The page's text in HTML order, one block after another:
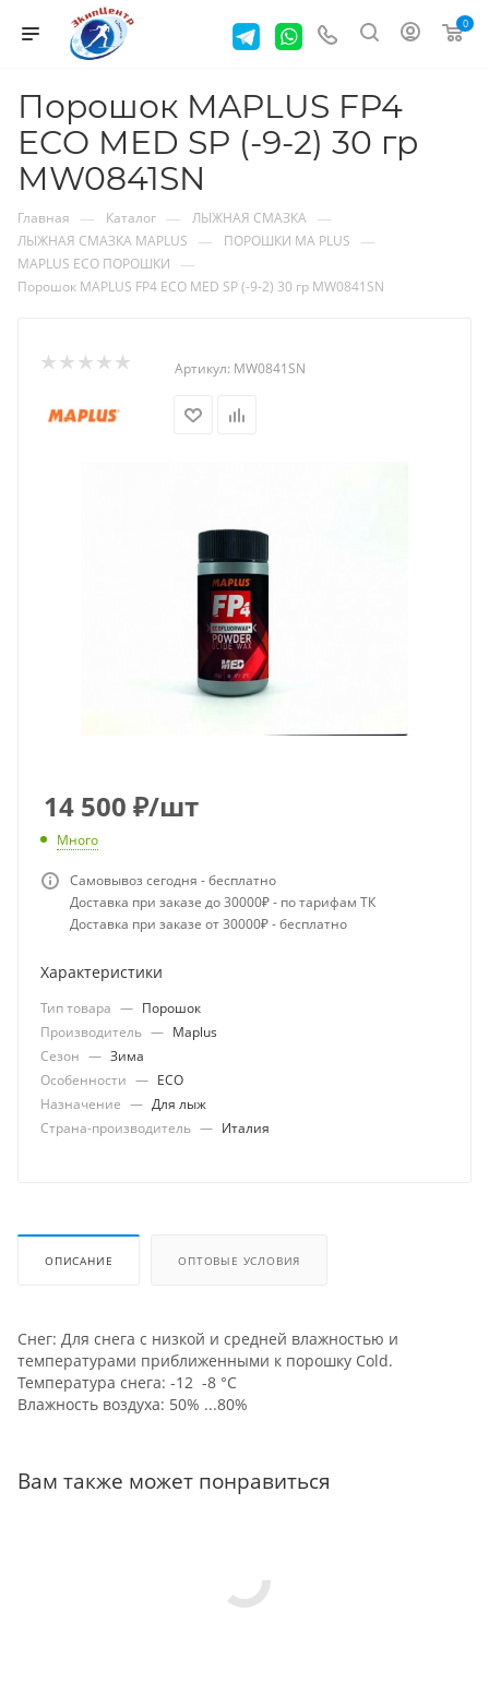
0
Порошок MAPLUS FP4
ECO MED SP (-9-2) 30 гр
MW0841SN
Главная — Каталог — ЛЫЖНАЯ СМАЗКА —
ЛЫЖНАЯ СМАЗКА MAPLUS — ПОРОШКИ MA PLUS —
MAPLUS ECO ПОРОШКИ —
Порошок MAPLUS FP4 ECO MED SP (-9-2) 30 гр MW0841SN
Артикул: MW0841SN
14 500 ₽/шт
Много
Самовывоз сегодня - бесплатно
Доставка при заказе до 30000₽ - по тарифам ТК
Доставка при заказе от 30000₽ - бесплатно
Характеристики
Тип товара — Порошок
Производитель — Maplus
Сезон — Зима
Особенности — ECO
Назначение — Для лыж
Страна-производитель — Италия
ОПИСАНИЕ ОПТОВЫЕ УСЛОВИЯ
Снег: Для снега с низкой и средней влажностью и
температурами приближенными к порошку Cold.
Температура снега: -12 -8 °С
Влажность воздуха: 50% ...80%
Вам также может понравиться